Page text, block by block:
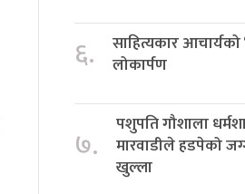
६.
साहित्यकार
लोकार्पण
७.
पशुपति गौशाला
मारवाडीले हडपेको
खुल्ला